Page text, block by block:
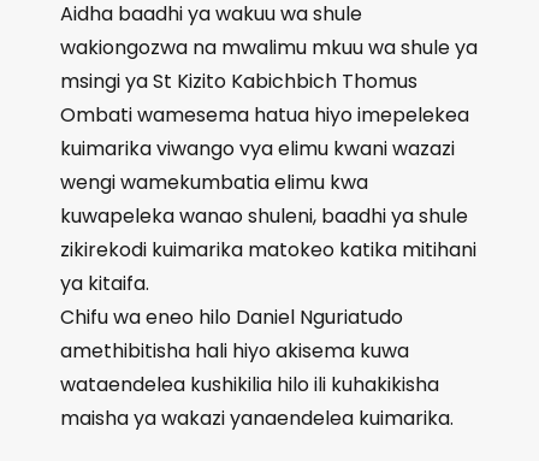
Aidha baadhi ya wakuu wa shule
wakiongozwa na mwalimu mkuu wa shule ya
msingi ya St Kizito Kabichbich Thomus
Ombati wamesema hatua hiyo imepelekea
kuimarika viwango vya elimu kwani wazazi
wengi wamekumbatia elimu kwa
kuwapeleka wanao shuleni, baadhi ya shule
zikirekodi kuimarika matokeo katika mitihani
ya kitaifa.
Chifu wa eneo hilo Daniel Nguriatudo
amethibitisha hali hiyo akisema kuwa
wataendelea kushikilia hilo ili kuhakikisha
maisha ya wakazi yanaendelea kuimarika.